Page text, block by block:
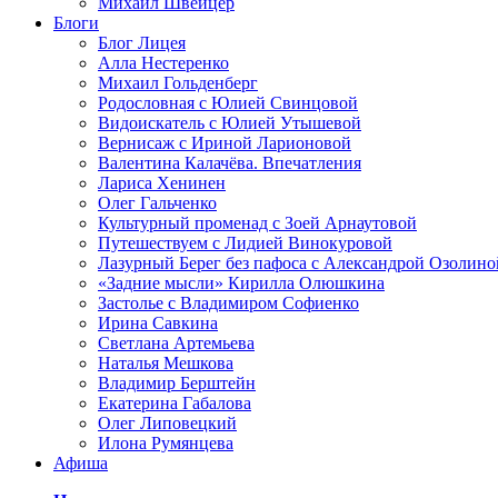
Блоги
Блог Лицея
Алла Нестеренко
Михаил Гольденберг
Родословная с Юлией Свинцовой
Видоискатель с Юлией Утышевой
Вернисаж с Ириной Ларионовой
Валентина Калачёва. Впечатления
Лариса Хенинен
Олег Гальченко
Культурный променад с Зоей Арнаутовой
Путешествуем с Лидией Винокуровой
Лазурный Берег без пафоса с Александрой
«Задние мысли» Кирилла Олюшкина
Застолье с Владимиром Софиенко
Ирина Савкина
Светлана Артемьева
Наталья Мешкова
Владимир Берштейн
Екатерина Габалова
Олег Липовецкий
Илона Румянцева
Афиша